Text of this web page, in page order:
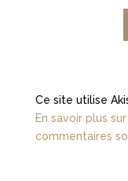
Ce site utilise
En savoir plus
commentaires